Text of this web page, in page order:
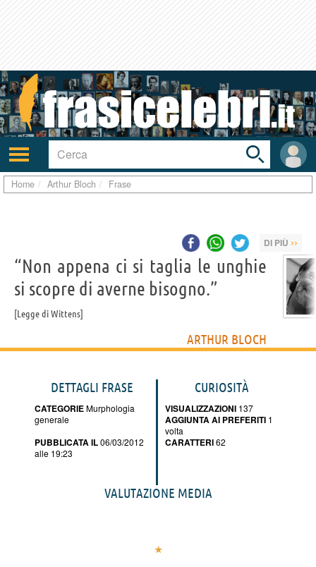
Attiva/disattiva
navigazione
User
area
Toggle
search
bar
Home Arthur Bloch Frase
DI PIÙ ››
“Non appena ci si taglia le unghie
si scopre di averne bisogno.”
Legge di Wittens
ARTHUR BLOCH
DETTAGLI FRASE
CATEGORIEMurphologia
generale
PUBBLICATA IL06/03/2012
alle 19:23
CURIOSITÀ
VISUALIZZAZIONI 137
AGGIUNTA AI PREFERITI 1
volta
CARATTERI62
VALUTAZIONE MEDIA